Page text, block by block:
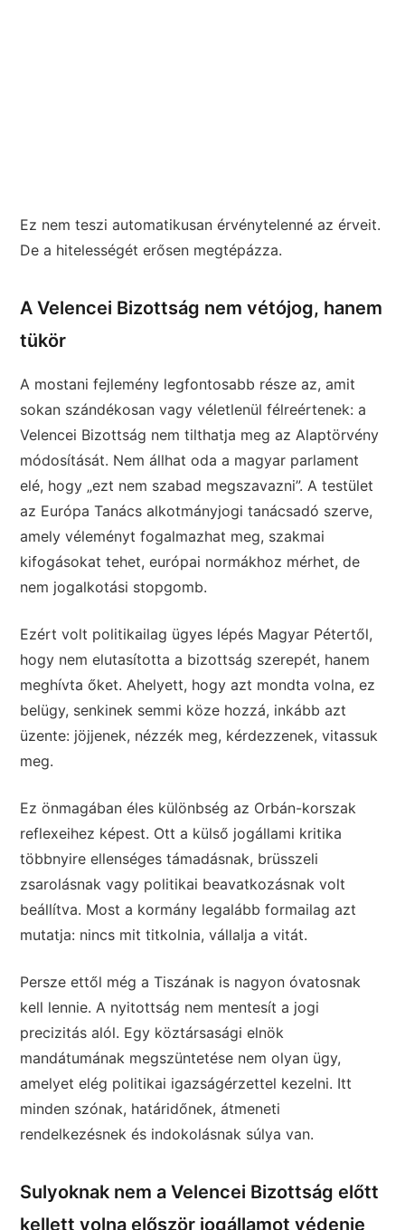
Ez nem teszi automatikusan érvénytelenné az érveit.
De a hitelességét erősen megtépázza.
A Velencei Bizottság nem vétójog, hanem
tükör
A mostani fejlemény legfontosabb része az, amit
sokan szándékosan vagy véletlenül félreértenek: a
Velencei Bizottság nem tilthatja meg az Alaptörvény
módosítását. Nem állhat oda a magyar parlament
elé, hogy „ezt nem szabad megszavazni”. A testület
az Európa Tanács alkotmányjogi tanácsadó szerve,
amely véleményt fogalmazhat meg, szakmai
kifogásokat tehet, európai normákhoz mérhet, de
nem jogalkotási stopgomb.
Ezért volt politikailag ügyes lépés Magyar Pétertől,
hogy nem elutasította a bizottság szerepét, hanem
meghívta őket. Ahelyett, hogy azt mondta volna, ez
belügy, senkinek semmi köze hozzá, inkább azt
üzente: jöjjenek, nézzék meg, kérdezzenek, vitassuk
meg.
Ez önmagában éles különbség az Orbán-korszak
reflexeihez képest. Ott a külső jogállami kritika
többnyire ellenséges támadásnak, brüsszeli
zsarolásnak vagy politikai beavatkozásnak volt
beállítva. Most a kormány legalább formailag azt
mutatja: nincs mit titkolnia, vállalja a vitát.
Persze ettől még a Tiszának is nagyon óvatosnak
kell lennie. A nyitottság nem mentesít a jogi
precizitás alól. Egy köztársasági elnök
mandátumának megszüntetése nem olyan ügy,
amelyet elég politikai igazságérzettel kezelni. Itt
minden szónak, határidőnek, átmeneti
rendelkezésnek és indokolásnak súlya van.
Sulyoknak nem a Velencei Bizottság előtt
kellett volna először jogállamot védenie